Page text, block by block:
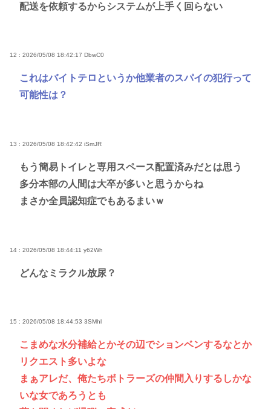
配送を依頼するからシステムが上手く回らない
12 : 2026/05/08 18:42:17 DbwC0
これはバイトテロというか他業者のスパイの犯行って
可能性は？
13 : 2026/05/08 18:42:42 iSmJR
もう簡易トイレと専用スペース配置済みだとは思う
多分本部の人間は大卒が多いと思うからね
まさか全員認知症でもあるまいｗ
14 : 2026/05/08 18:44:11 y62Wh
どんなミラクル放尿？
15 : 2026/05/08 18:44:53 3SMhl
こまめな水分補給とかその辺でションベンするなとか
リクエスト多いよな
まぁアレだ、俺たちボトラーズの仲間入りするしかな
いな女であろうとも